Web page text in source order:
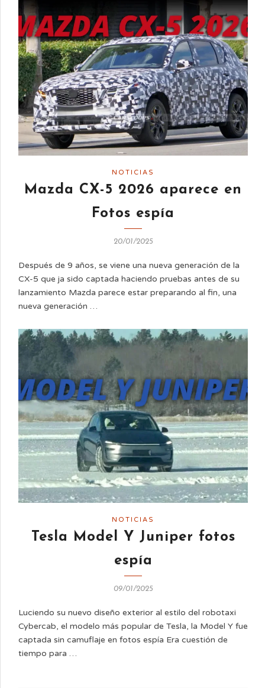
NOTICIAS
Mazda CX-5 2026 aparece en
Fotos espía
20/01/2025
Después de 9 años, se viene una nueva generación de la
CX-5 que ja sido captada haciendo pruebas antes de su
lanzamiento Mazda parece estar preparando al fin, una
nueva generación …
NOTICIAS
Tesla Model Y Juniper fotos
espía
09/01/2025
Luciendo su nuevo diseño exterior al estilo del robotaxi
Cybercab, el modelo más popular de Tesla, la Model Y fue
captada sin camuflaje en fotos espía Era cuestión de
tiempo para …